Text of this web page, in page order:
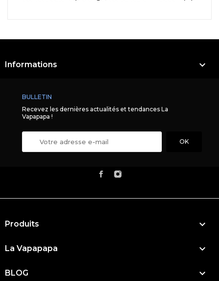
Informations 
BULLETIN
Recevez les dernières actualités et tendances La
Vapapapa !
Produits 
La Vapapapa 
BLOG 